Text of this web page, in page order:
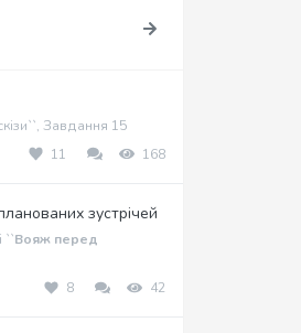
Завдання 15
11 168
зустрічей
``Вояж перед
8 42